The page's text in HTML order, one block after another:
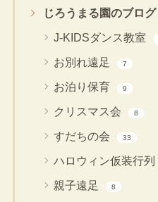
じろうまる園のブログ
J-KIDSダンス教室
お別れ遠足 7
お泊り保育 9
クリスマス会 8
すだちの会 33
ハロウィン仮装行列
親子遠足 8